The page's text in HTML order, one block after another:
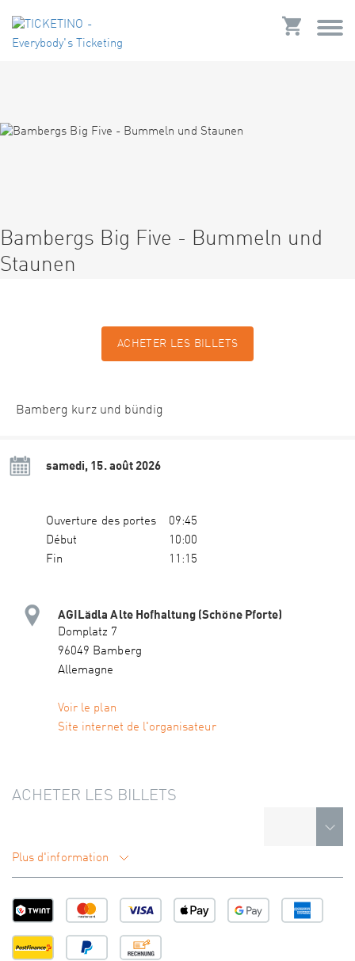
Bambergs Big Five - Bummeln und
Staunen
ACHETER LES BILLETS
Bamberg kurz und bündig
samedi, 15. août 2026
Ouverture des portes
09:45
Début
10:00
Fin
11:15
AGILädla Alte Hofhaltung (Schöne Pforte)
Domplatz 7
96049 Bamberg
Allemagne
Voir le plan
Site internet de l'organisateur
ACHETER LES BILLETS
Plus d'information